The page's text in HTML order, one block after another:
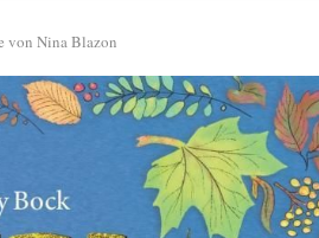
von Nina Blazon